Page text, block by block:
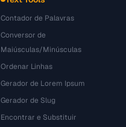
Contador de Palavras
Conversor de
Maiúsculas/Minúsculas
Ordenar Linhas
Gerador de Lorem Ipsum
Gerador de Slug
Encontrar e Substituir